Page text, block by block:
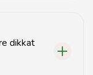
dikkat